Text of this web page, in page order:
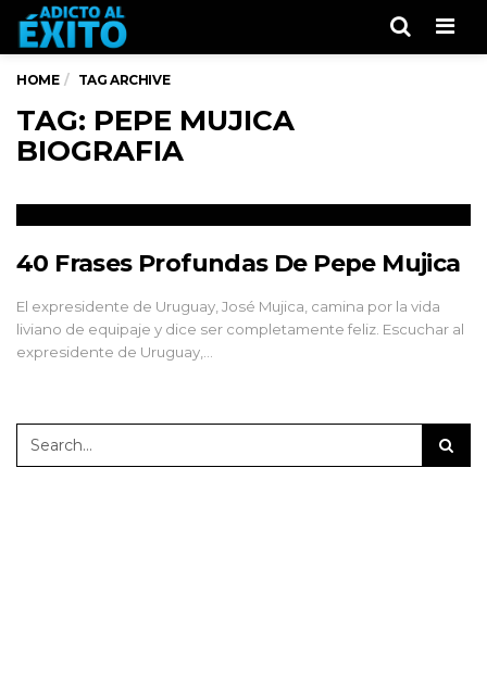
HOME TAG ARCHIVE
TAG: PEPE MUJICA
BIOGRAFIA
40 Frases Profundas De Pepe Mujica
El expresidente de Uruguay, José Mujica, camina por la vida
liviano de equipaje y dice ser completamente feliz. Escuchar al
expresidente de Uruguay,…